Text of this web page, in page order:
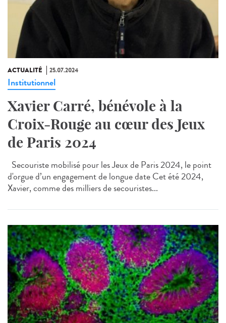
ACTUALITÉ 25.07.2024
Institutionnel
Xavier Carré, bénévole à la
Croix-Rouge au cœur des Jeux
de Paris 2024
Secouriste mobilisé pour les Jeux de Paris 2024, le point
d'orgue d’un engagement de longue date Cet été 2024,
Xavier, comme des milliers de secouristes...